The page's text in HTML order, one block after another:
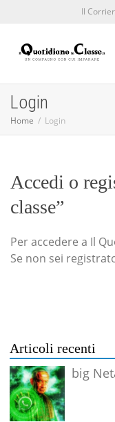
Il
Login
Home Login
Accedi o
classe”
Per accedere a Il
Se non sei
Articoli recenti
big